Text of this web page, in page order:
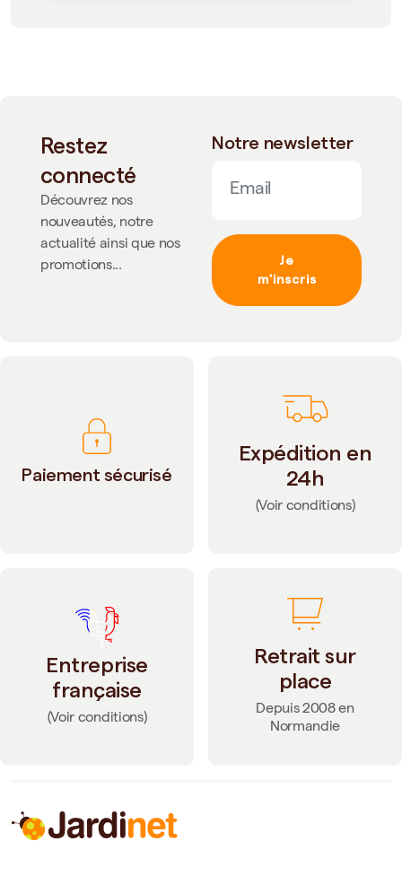
Restez
connecté
Découvrez nos
nouveautés, notre
actualité ainsi que nos
promotions...
Notre newsletter
Je
m'inscris
Paiement sécurisé
Expédition en
24h
(Voir conditions)
Entreprise
française
(Voir conditions)
Retrait sur
place
Depuis 2008 en
Normandie